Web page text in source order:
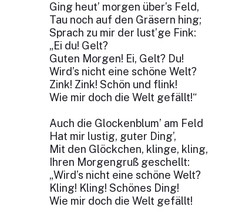
Ging heut’ morgen über’s Feld,
Tau noch auf den Gräsern hing;
Sprach zu mir der lust’ge Fink:
„Ei du! Gelt?
Guten Morgen! Ei, Gelt? Du!
Wird’s nicht eine schöne Welt?
Zink! Zink! Schön und flink!
Wie mir doch die Welt gefällt!“
Auch die Glockenblum’ am Feld
Hat mir lustig, guter Ding’,
Mit den Glöckchen, klinge, kling,
Ihren Morgengruß geschellt:
„Wird’s nicht eine schöne Welt?
Kling! Kling! Schönes Ding!
Wie mir doch die Welt gefällt!